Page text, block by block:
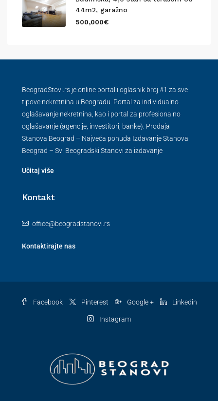
44m2, garažno
500,000€
BeogradStovi.rs je online portal i oglasnik broj #1 za sve
tipove nekretnina u Beogradu. Portal za individualno
oglašavanje nekretnina, kao i portal za profesionalno
oglašavanje (agencije, investitori, banke). Prodaja
Stanova Beograd – Najveća ponuda Izdavanje Stanova
Beograd – Svi Beogradski Stanovi za izdavanje
Učitaj više
Kontakt
office@beogradstanovi.rs
Kontaktirajte nas
Facebook Pinterest Google + Linkedin
Instagram